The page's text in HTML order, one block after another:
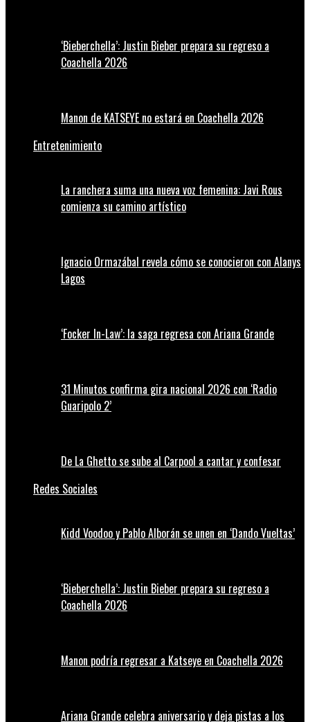
‘Bieberchella’: Justin Bieber prepara su regreso a
Coachella 2026
Manon de KATSEYE no estará en Coachella 2026
Entretenimiento
La ranchera suma una nueva voz femenina: Javi Rous
comienza su camino artístico
Ignacio Ormazábal revela cómo se conocieron con Alanys
Lagos
‘Focker In-Law’: la saga regresa con Ariana Grande
31 Minutos confirma gira nacional 2026 con ‘Radio
Guaripolo 2’
De La Ghetto se sube al Carpool a cantar y confesar
Redes Sociales
Kidd Voodoo y Pablo Alborán se unen en ‘Dando Vueltas’
‘Bieberchella’: Justin Bieber prepara su regreso a
Coachella 2026
Manon podría regresar a Katseye en Coachella 2026
Ariana Grande celebra aniversario y deja pistas a los